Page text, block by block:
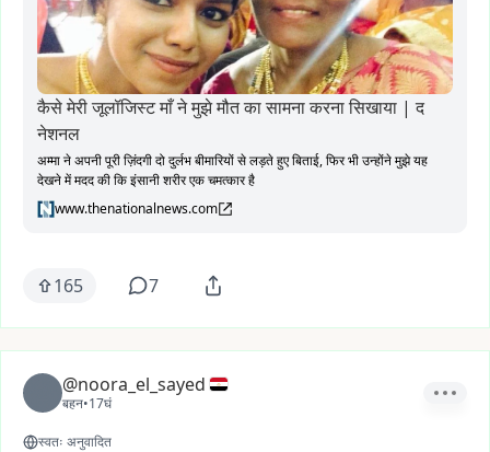
कैसे मेरी जूलॉजिस्ट माँ ने मुझे मौत का सामना करना सिखाया | द
नेशनल
अम्मा ने अपनी पूरी ज़िंदगी दो दुर्लभ बीमारियों से लड़ते हुए बिताई, फिर भी उन्होंने मुझे यह
देखने में मदद की कि इंसानी शरीर एक चमत्कार है
www.thenationalnews.com
165 7
@noora_el_sayed
बहन•17घं
स्वतः अनुवादित